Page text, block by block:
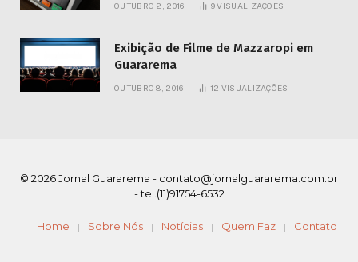
OUTUBRO 2, 2016 9VISUALIZAÇÕES
Exibição de Filme de Mazzaropi em
Guararema
OUTUBRO 8, 2016 12 VISUALIZAÇÕES
© 2026 Jornal Guararema - contato@jornalguararema.com.br
- tel.(11)91754-6532
Home Sobre Nós Notícias Quem Faz Contato